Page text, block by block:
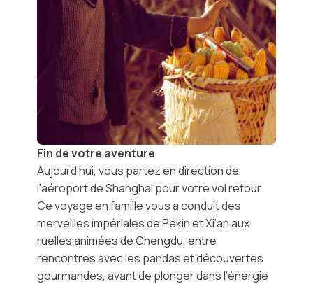
Fin de votre aventure
Aujourd’hui, vous partez en direction de
l'aéroport de Shanghai pour votre vol retour.
Ce voyage en famille vous a conduit des
merveilles impériales de Pékin et Xi’an aux
ruelles animées de Chengdu, entre
rencontres avec les pandas et découvertes
gourmandes, avant de plonger dans l’énergie